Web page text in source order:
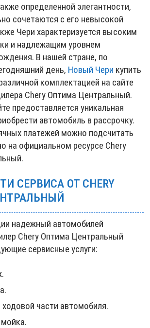
определенной элегантности,
сочетаются с его невысокой
Чери характеризуется высоким
и надлежащим уровнем
В нашей стране, по
день, Новый Чери купить
комплектацией на сайте
Chery Оптима Центральный.
предоставляется уникальная
автомобиль в рассрочку.
платежей можно подсчитать
на официальном ресурсе Chery
СЕРВИСА ОТ CHERY
надежный автомобилей
Chery Оптима Центральный
сервисные услуги:
части автомобиля.